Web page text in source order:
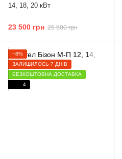
14, 18, 20 кВт
23 500 грн 25 500 грн
−8%
ЗАЛИШИЛОСЬ 7 ДНІВ
БЕЗКОШТОВНА ДОСТАВКА
4